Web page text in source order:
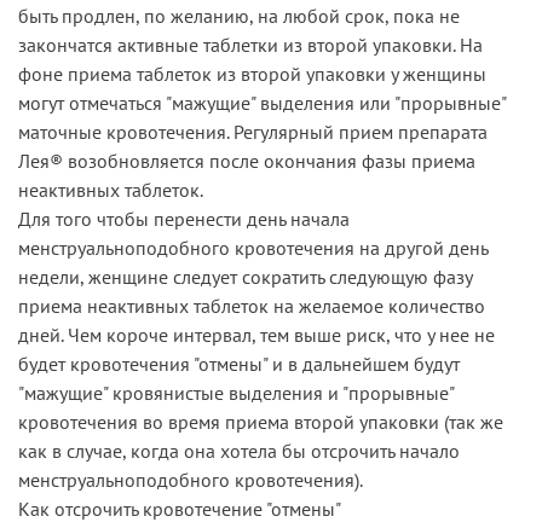
быть продлен, по желанию, на любой срок, пока не
закончатся активные таблетки из второй упаковки. На
фоне приема таблеток из второй упаковки у женщины
могут отмечаться "мажущие" выделения или "прорывные"
маточные кровотечения. Регулярный прием препарата
Лея® возобновляется после окончания фазы приема
неактивных таблеток.
Для того чтобы перенести день начала
менструальноподобного кровотечения на другой день
недели, женщине следует сократить следующую фазу
приема неактивных таблеток на желаемое количество
дней. Чем короче интервал, тем выше риск, что у нее не
будет кровотечения "отмены" и в дальнейшем будут
"мажущие" кровянистые выделения и "прорывные"
кровотечения во время приема второй упаковки (так же
как в случае, когда она хотела бы отсрочить начало
менструальноподобного кровотечения).
Как отсрочить кровотечение "отмены"